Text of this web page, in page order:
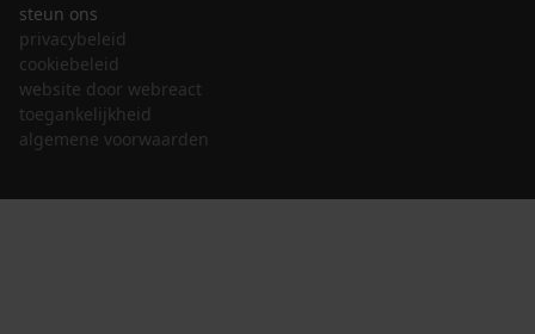
steun ons
privacybeleid
cookiebeleid
website door webreact
toegankelijkheid
algemene voorwaarden